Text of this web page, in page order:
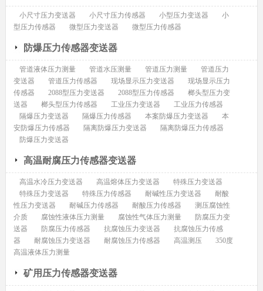
小尺寸压力变送器 小尺寸压力传感器 小型压力变送器
小
型压力传感器
微型压力变送器 微型压力传感器
防爆压力传感器变送器
管道液体压力测量 管道水压测量 管道压力测量
管道压力
变送器
管道压力传感器 现场显示压力变送器
现场显示压力
传感器
2088型压力变送器 2088型压力传感器
榔头型压力变
送器
榔头型压力传感器 工业压力变送器
工业压力传感器
隔爆压力变送器
隔爆压力传感器 本案防爆压力变送器
本
安防爆压力传感器
隔离防爆压力变送器
隔离防爆压力传感器
防爆压力变送器
高温耐腐压力传感器变送器
高温水冷压力变送器 高温熔体压力变送器
特殊压力变送器
特殊压力变送器
特殊压力传感器 耐碱性压力变送器
耐酸
性压力变送器
耐碱压力传感器 耐酸压力传感器
测压腐蚀性
介质
腐蚀性液体压力测量 腐蚀性气体压力测量
防腐压力变
送器
防腐压力传感器 抗腐蚀压力变送器
抗腐蚀压力传感
器
耐腐蚀压力变送器 耐腐蚀压力传感器 高温测压
350度
高温液体压力测量
矿用压力传感器变送器